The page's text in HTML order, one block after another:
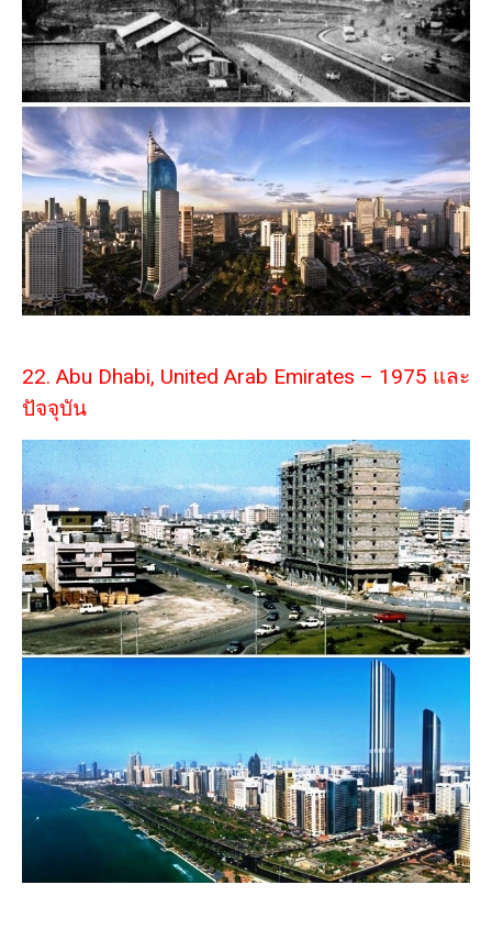
22. Abu Dhabi, United Arab Emirates – 1975 และ
ปัจจุบัน